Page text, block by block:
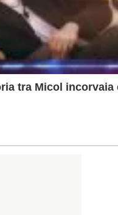
tra Micol incorvaia